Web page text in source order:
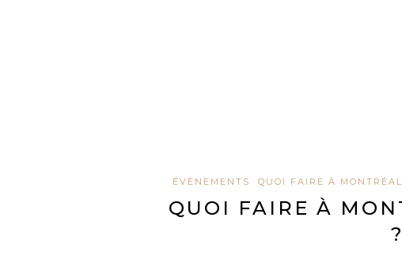
ÉVÈNEMENTS QUOI FAIRE À MONTRÉAL
QUOI FAIRE À
?